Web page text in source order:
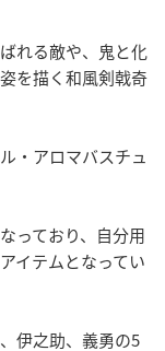
れる敵や、鬼と化
を描く和風剣戟奇
・アロマバスチュ
っており、自分用
イテムとなってい
伊之助、義勇の5